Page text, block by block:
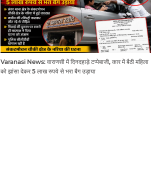
Varanasi News: वाराणसी में दिनदहाड़े टप्पेबाजी, कार में बैठी महिला
को झांसा देकर 5 लाख रुपये से भरा बैग उड़ाया